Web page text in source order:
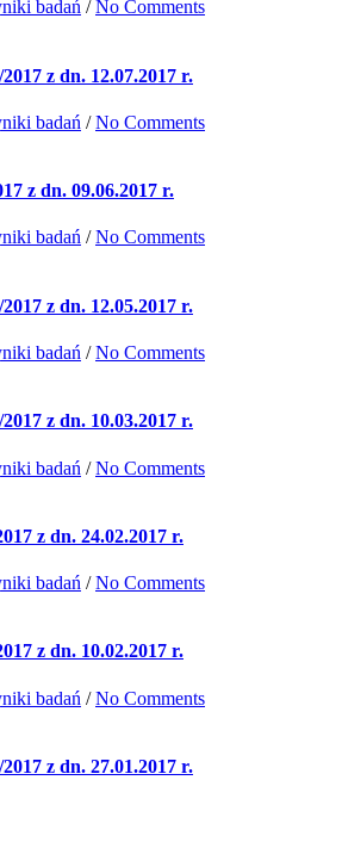
badań /No Comments
z dn. 12.07.2017 r.
badań /No Comments
z dn. 09.06.2017 r.
badań /No Comments
z dn. 12.05.2017 r.
badań /No Comments
z dn. 10.03.2017 r.
badań /No Comments
z dn. 24.02.2017 r.
badań /No Comments
z dn. 10.02.2017 r.
badań /No Comments
z dn. 27.01.2017 r.